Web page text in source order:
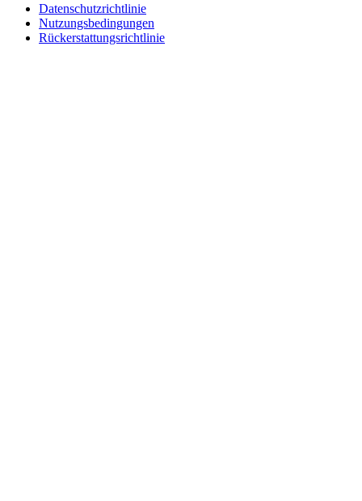
Datenschutzrichtlinie
Nutzungsbedingungen
Rückerstattungsrichtlinie